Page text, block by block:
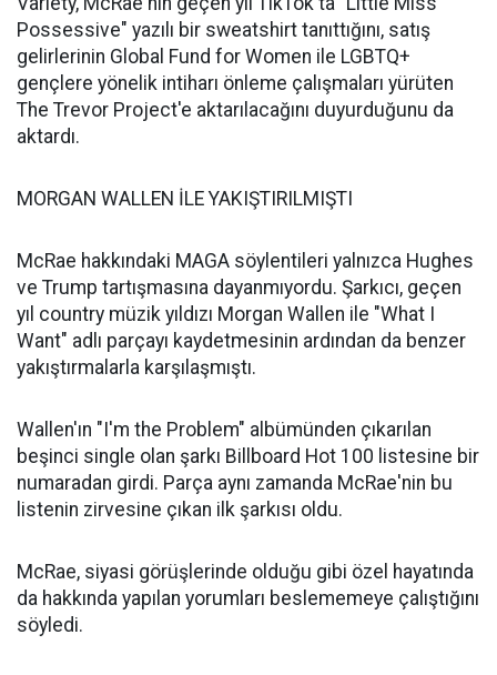
Possessive" yazılı bir sweatshirt tanıttığını, satış
gelirlerinin Global Fund for Women ile LGBTQ+
gençlere yönelik intiharı önleme çalışmaları yürüten
The Trevor Project'e aktarılacağını duyurduğunu da
aktardı.
MORGAN WALLEN İLE YAKIŞTIRILMIŞTI
McRae hakkındaki MAGA söylentileri yalnızca Hughes
ve Trump tartışmasına dayanmıyordu. Şarkıcı, geçen
yıl country müzik yıldızı Morgan Wallen ile "What I
Want" adlı parçayı kaydetmesinin ardından da benzer
yakıştırmalarla karşılaşmıştı.
Wallen'ın "I'm the Problem" albümünden çıkarılan
beşinci single olan şarkı Billboard Hot 100 listesine bir
numaradan girdi. Parça aynı zamanda McRae'nin bu
listenin zirvesine çıkan ilk şarkısı oldu.
McRae, siyasi görüşlerinde olduğu gibi özel hayatında
da hakkında yapılan yorumları beslememeye çalıştığını
söyledi.